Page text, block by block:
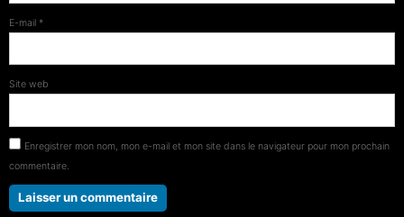
E-mail *
Site web
Enregistrer mon nom, mon e-mail et mon site dans le navigateur pour mon prochain
commentaire.